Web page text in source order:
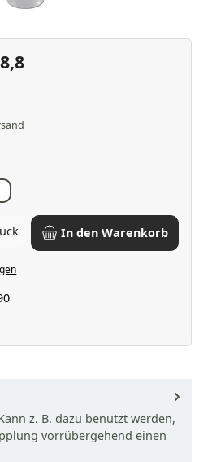
Wert ein oder benutze die
In den Warenkorb
z. B. dazu benutzt werden,
vorrübergehend einen